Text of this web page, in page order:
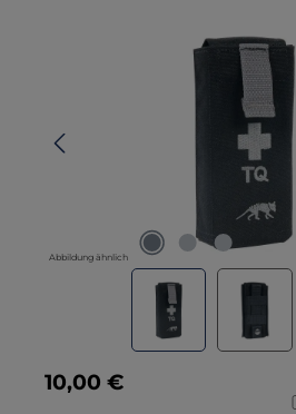
Abbildung ähnlich
Regulärer Preis:
10,00 €